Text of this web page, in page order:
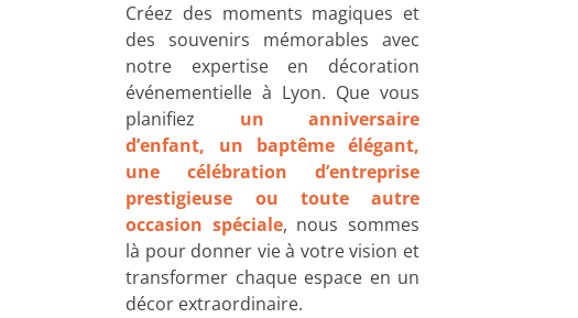
Créez des moments magiques et
des souvenirs mémorables avec
notre expertise en décoration
événementielle à Lyon. Que vous
planifiez un anniversaire
d’enfant, un baptême élégant,
une célébration d’entreprise
prestigieuse ou toute autre
occasion spéciale, nous sommes
là pour donner vie à votre vision et
transformer chaque espace en un
décor extraordinaire.